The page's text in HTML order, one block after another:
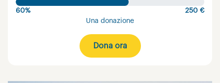
60%
250 €
Una donazione
Dona ora